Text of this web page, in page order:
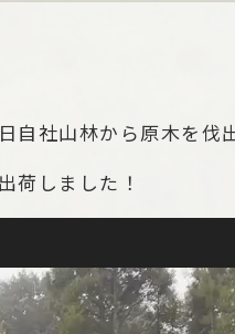
自社山林から原木を伐
荷しました！